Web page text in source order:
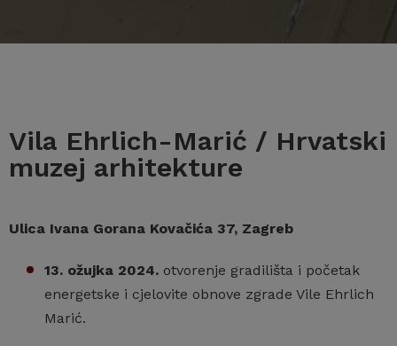
Vila Ehrlich-Marić / Hrvatski
muzej arhitekture
Ulica Ivana Gorana Kovačića 37, Zagreb
13. ožujka 2024. otvorenje gradilišta i početak
energetske i cjelovite obnove zgrade Vile Ehrlich
Marić.